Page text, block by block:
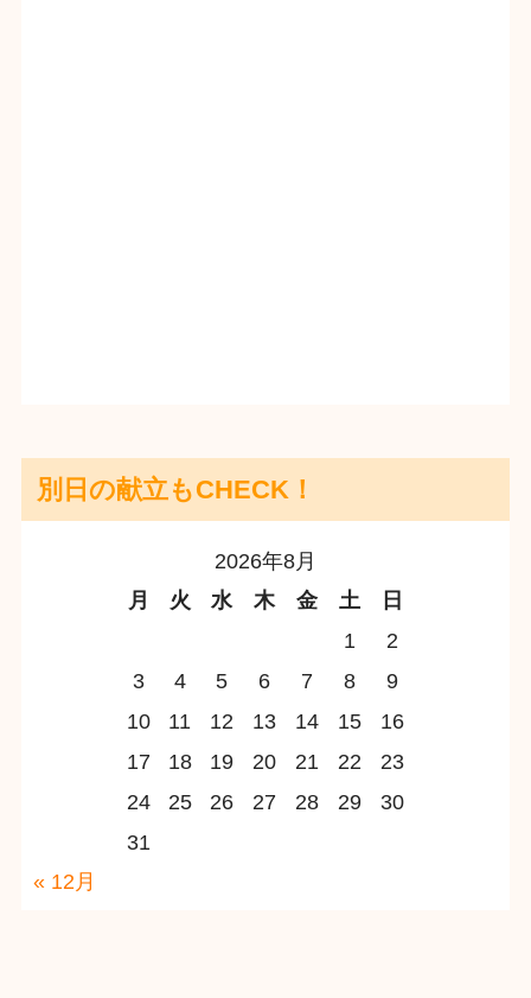
別日の献立もCHECK！
2026年8月
月
火 水 木 金 土
日
1
2
3
4 5 6 7 8
9
10
11 12 13 14 15
16
17
18 19 20 21 22
23
24
25 26 27 28 29
30
31
« 12月